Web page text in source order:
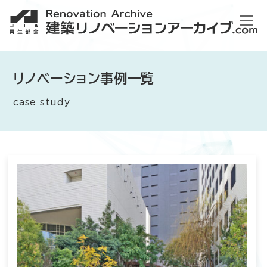
リノベーション事例一覧
case study